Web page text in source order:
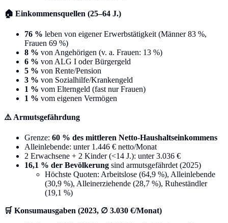
🏠 Einkommensquellen (25–64 J.)
76 % leben von eigener Erwerbstätigkeit (Männer 83 %,
Frauen 69 %)
8 % von Angehörigen (v. a. Frauen: 13 %)
6 % von ALG I oder Bürgergeld
5 % von Rente/Pension
3 % von Sozialhilfe/Krankengeld
1 % vom Elterngeld (fast nur Frauen)
1 % vom eigenen Vermögen
⚠️ Armutsgefährdung
Grenze: 60 % des mittleren Netto-Haushaltseinkommens
Alleinlebende: unter 1.446 € netto/Monat
2 Erwachsene + 2 Kinder (<14 J.): unter 3.036 €
16,1 % der Bevölkerung sind armutsgefährdet (2025)
Höchste Quoten: Arbeitslose (64,9 %), Alleinlebende
(30,9 %), Alleinerziehende (28,7 %), Ruheständler
(19,1 %)
🛒 Konsumausgaben (2023, ∅ 3.030 €/Monat)